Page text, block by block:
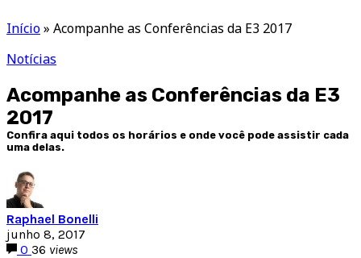
Início» Acompanhe as Conferências da E3 2017
Notícias
Acompanhe as Conferências da E3
2017
Confira aqui todos os horários e onde você pode assistir cada
uma delas.
Raphael Bonelli
junho 8, 2017
0 36 views